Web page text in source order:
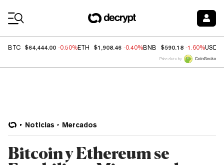
BTC $64,444.00 -0.50%ETH $1,908.46 -0.40%BNB $590.18 -1.60%USDC
Price data by
Noticias Mercados
Bitcoin y Ethereum se